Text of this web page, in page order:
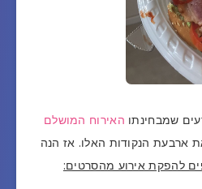
שמבחינתו האירוח המושלם
ארבעת הנקודות האלו. אז הנה
להפקת אירוע מהסרטים: